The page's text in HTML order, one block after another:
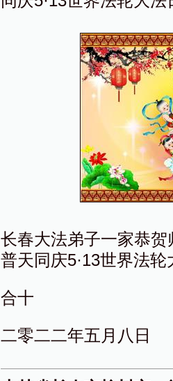
长春大法弟子一家恭
普天同庆5·13世界法轮
合十
二零二二年五月八日